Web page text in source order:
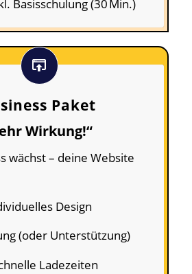
Basisschulung (30 Min.)
Paket
Wirkung!“
wächst – deine Website
Design
(oder Unterstützung)
Ladezeiten